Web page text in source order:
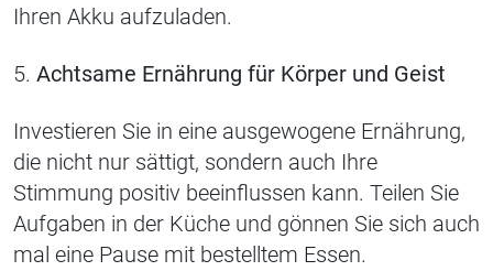
Ihren Akku aufzuladen.
5. Achtsame Ernährung für Körper und Geist
Investieren Sie in eine ausgewogene Ernährung,
die nicht nur sättigt, sondern auch Ihre
Stimmung positiv beeinflussen kann. Teilen Sie
Aufgaben in der Küche und gönnen Sie sich auch
mal eine Pause mit bestelltem Essen.